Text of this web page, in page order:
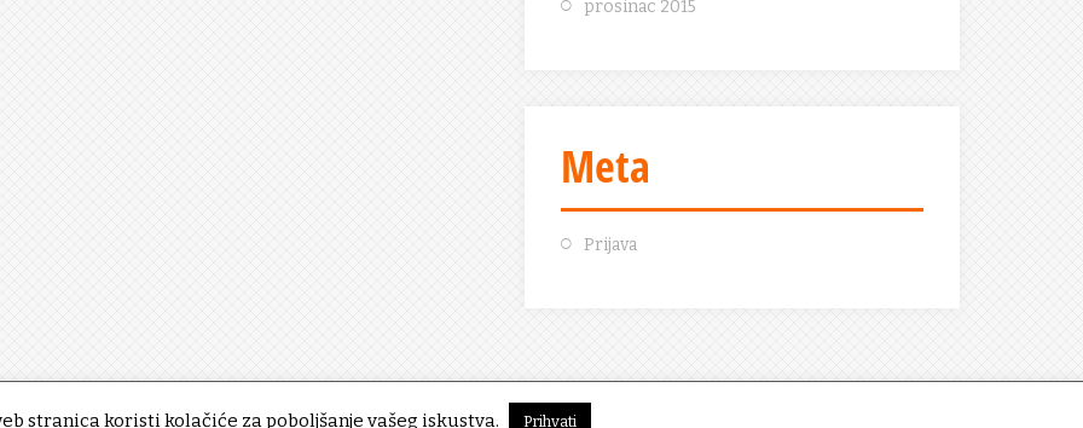
prosinac 2015
Meta
Prijava
stranica koristi kolačiće za poboljšanje vašeg iskustva. Prihvati